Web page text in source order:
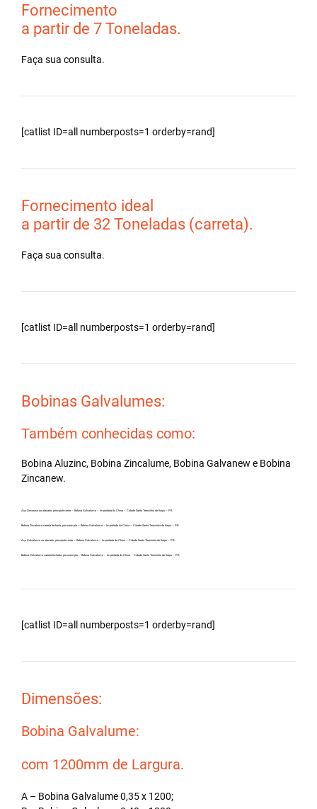
Fornecimento
a partir de 7 Toneladas.
Faça sua consulta.
[catlist ID=all numberposts=1 orderby=rand]
Fornecimento ideal
a partir de 32 Toneladas (carreta).
Faça sua consulta.
[catlist ID=all numberposts=1 orderby=rand]
Bobinas Galvalumes:
Também conhecidas como:
Bobina Aluzinc, Bobina Zincalume, Bobina Galvanew e Bobina
Zincanew.
Aço Zincanew no atacado, principalmente – Bobina Galvalume – Importada da China – Cidade Santa Terezinha de Itaipu – PR.
Bobina Zincalume carreta fechada, por exemplo – Bobina Galvalume – Importada da China – Cidade Santa Terezinha de Itaipu – PR.
Aço Galvalume no atacado, principalmente – Bobina Galvalume – Importada da China – Cidade Santa Terezinha de Itaipu – PR.
Bobina Galvalume carreta fechada, por exemplo – Bobina Galvalume – Importada da China – Cidade Santa Terezinha de Itaipu – PR.
[catlist ID=all numberposts=1 orderby=rand]
Dimensões:
Bobina Galvalume:
com 1200mm de Largura.
A – Bobina Galvalume 0,35 x 1200;